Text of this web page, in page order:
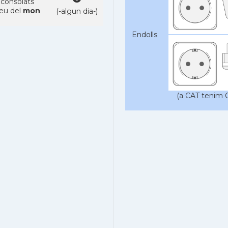
del mon (-algun dia-)
Endolls
(a CAT tenim